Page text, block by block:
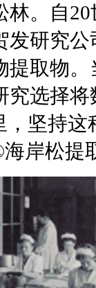
林。自
研究公
提取物
究选择
，坚持
岸松提